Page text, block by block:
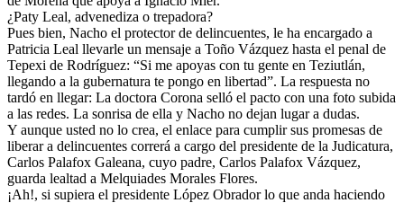
¿Paty Leal, advenediza o trepadora?
Pues bien, Nacho el protector de delincuentes, le ha encargado a
Patricia Leal llevarle un mensaje a Toño Vázquez hasta el penal de
Tepexi de Rodríguez: “Si me apoyas con tu gente en Teziutlán,
llegando a la gubernatura te pongo en libertad”. La respuesta no
tardó en llegar: La doctora Corona selló el pacto con una foto subida
a las redes. La sonrisa de ella y Nacho no dejan lugar a dudas.
Y aunque usted no lo crea, el enlace para cumplir sus promesas de
liberar a delincuentes correrá a cargo del presidente de la Judicatura,
Carlos Palafox Galeana, cuyo padre, Carlos Palafox Vázquez,
guarda lealtad a Melquiades Morales Flores.
¡Ah!, si supiera el presidente López Obrador lo que anda haciendo